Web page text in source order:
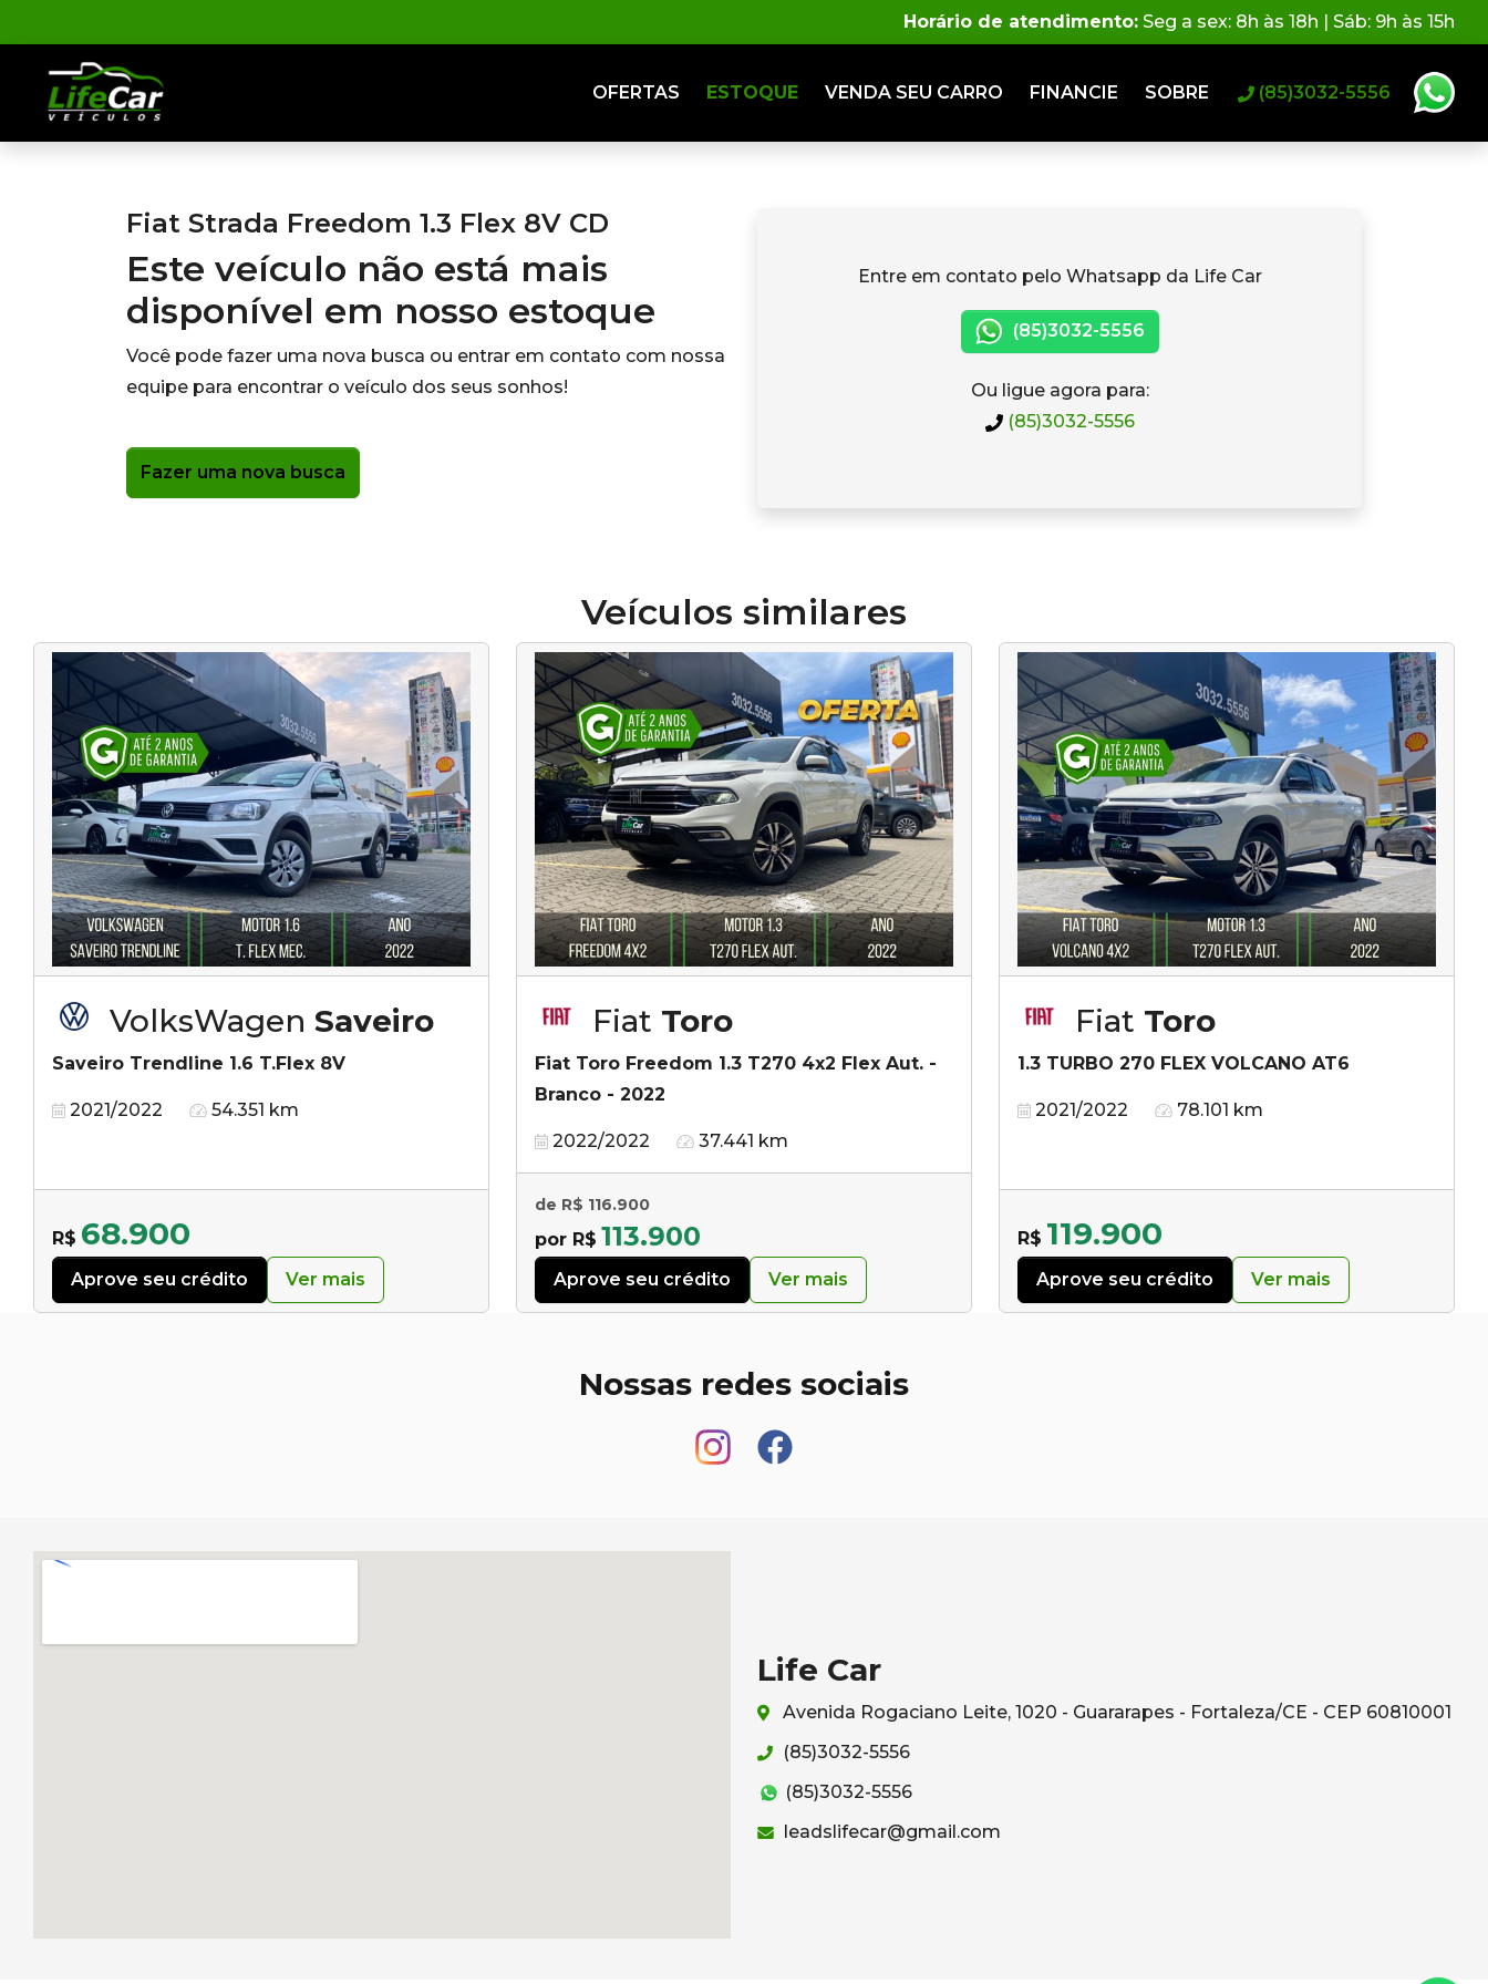
Horário de atendimento: Seg a sex: 8h às 18h | Sáb: 9h às 15h
OFERTAS ESTOQUE VENDA SEU CARRO FINANCIE SOBRE (85)3032-5556
Fiat Strada Freedom 1.3 Flex 8V CD
Este veículo não está mais
disponível em nosso estoque
Você pode fazer uma nova busca ou entrar em contato com nossa
equipe para encontrar o veículo dos seus sonhos!
Fazer uma nova busca
Entre em contato pelo Whatsapp da Life Car
(85)3032-5556
Ou ligue agora para:
(85)3032-5556
Veículos similares
VolksWagen Saveiro
Saveiro Trendline 1.6 T.Flex 8V
2021/2022 54.351 km
R$ 68.900
Aprove seu crédito Ver mais
Fiat Toro
Fiat Toro Freedom 1.3 T270 4x2 Flex Aut. -
Branco - 2022
2022/2022 37.441 km
de R$ 116.900
por R$ 113.900
Aprove seu crédito Ver mais
Fiat Toro
1.3 TURBO 270 FLEX VOLCANO AT6
2021/2022 78.101 km
R$ 119.900
Aprove seu crédito Ver mais
Nossas redes sociais
Life Car
Avenida Rogaciano Leite, 1020 - Guararapes - Fortaleza/CE - CEP 60810001
(85)3032-5556
(85)3032-5556
leadslifecar@gmail.com